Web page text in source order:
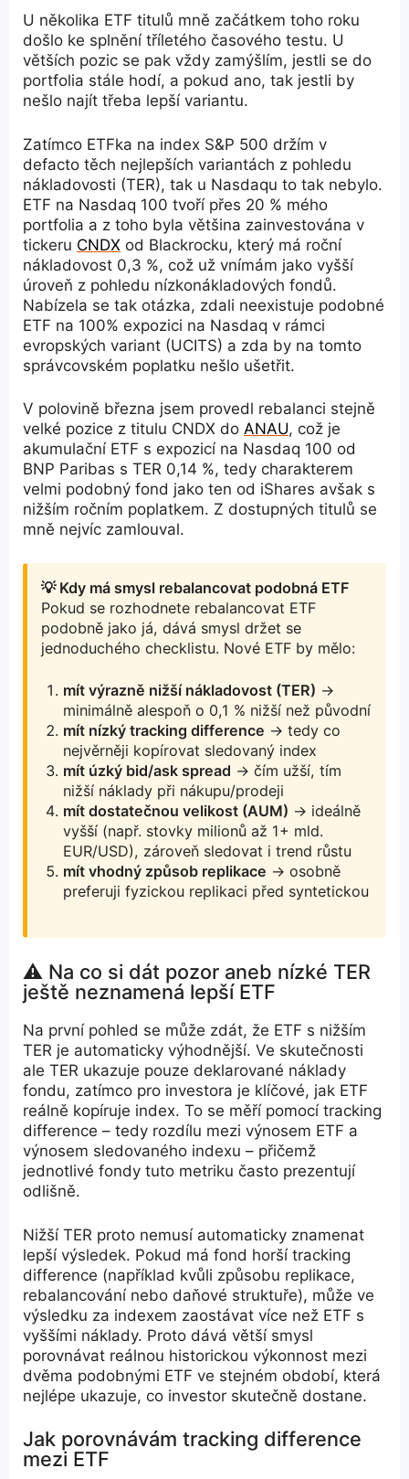
U několika ETF titulů mně začátkem toho roku
došlo ke splnění tříletého časového testu. U
větších pozic se pak vždy zamýšlím, jestli se do
portfolia stále hodí, a pokud ano, tak jestli by
nešlo najít třeba lepší variantu.
Zatímco ETFka na index S&P 500 držím v
defacto těch nejlepších variantách z pohledu
nákladovosti (TER), tak u Nasdaqu to tak nebylo.
ETF na Nasdaq 100 tvoří přes 20 % mého
portfolia a z toho byla většina zainvestována v
tickeru CNDX od Blackrocku, který má roční
nákladovost 0,3 %, což už vnímám jako vyšší
úroveň z pohledu nízkonákladových fondů.
Nabízela se tak otázka, zdali neexistuje podobné
ETF na 100% expozici na Nasdaq v rámci
evropských variant (UCITS) a zda by na tomto
správcovském poplatku nešlo ušetřit.
V polovině března jsem provedl rebalanci stejně
velké pozice z titulu CNDX do ANAU, což je
akumulační ETF s expozicí na Nasdaq 100 od
BNP Paribas s TER 0,14 %, tedy charakterem
velmi podobný fond jako ten od iShares avšak s
nižším ročním poplatkem. Z dostupných titulů se
mně nejvíc zamlouval.
💡 Kdy má smysl rebalancovat podobná ETF
Pokud se rozhodnete rebalancovat ETF
podobně jako já, dává smysl držet se
jednoduchého checklistu. Nové ETF by mělo:
mít výrazně nižší nákladovost (TER) →
minimálně alespoň o 0,1 % nižší než původní
mít nízký tracking difference → tedy co
nejvěrněji kopírovat sledovaný index
mít úzký bid/ask spread → čím užší, tím
nižší náklady při nákupu/prodeji
mít dostatečnou velikost (AUM) → ideálně
vyšší (např. stovky milionů až 1+ mld.
EUR/USD), zároveň sledovat i trend růstu
mít vhodný způsob replikace → osobně
preferuji fyzickou replikaci před syntetickou
⚠️ Na co si dát pozor aneb nízké TER
ještě neznamená lepší ETF
Na první pohled se může zdát, že ETF s nižším
TER je automaticky výhodnější. Ve skutečnosti
ale TER ukazuje pouze deklarované náklady
fondu, zatímco pro investora je klíčové, jak ETF
reálně kopíruje index. To se měří pomocí tracking
difference – tedy rozdílu mezi výnosem ETF a
výnosem sledovaného indexu – přičemž
jednotlivé fondy tuto metriku často prezentují
odlišně.
Nižší TER proto nemusí automaticky znamenat
lepší výsledek. Pokud má fond horší tracking
difference (například kvůli způsobu replikace,
rebalancování nebo daňové struktuře), může ve
výsledku za indexem zaostávat více než ETF s
vyššími náklady. Proto dává větší smysl
porovnávat reálnou historickou výkonnost mezi
dvěma podobnými ETF ve stejném období, která
nejlépe ukazuje, co investor skutečně dostane.
Jak porovnávám tracking difference
mezi ETF